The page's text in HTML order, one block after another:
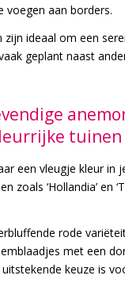
voegen aan borders.
ideaal om een
geplant naast
tuinen
een vleugje kleur in
zoals ‘Hollandia’ en
rode
met een
keuze is